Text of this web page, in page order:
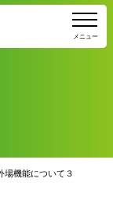
メニュー
場機能について３